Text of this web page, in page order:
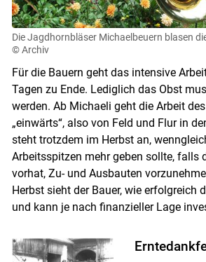
Die Jagdhornbläser Michaelbeuern blasen
© Archiv
Für die Bauern geht das intensive
Tagen zu Ende. Lediglich das Obst
werden. Ab Michaeli geht die Arbeit
„einwärts“, also von Feld und Flur in
steht trotzdem im Herbst an,
Arbeitsspitzen mehr geben sollte, falls
vorhat, Zu- und Ausbauten
Herbst sieht der Bauer, wie erfolgreich
und kann je nach finanzieller Lage